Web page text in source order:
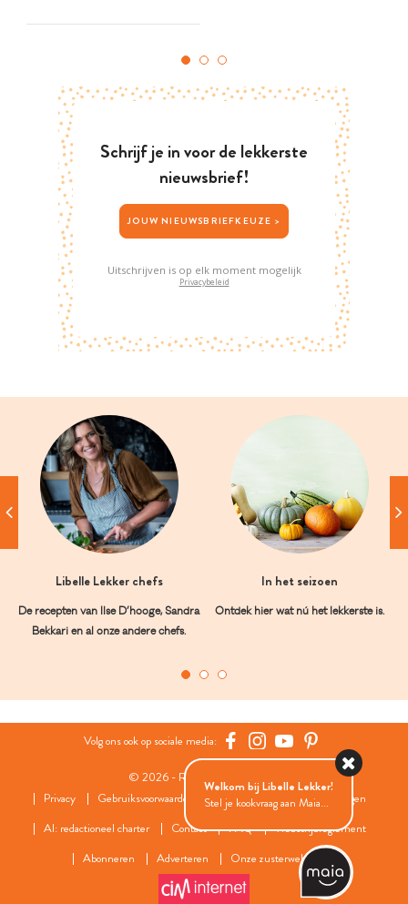
Schrijf je in voor de lekkerste
nieuwsbrief!
JOUW NIEUWSBRIEFKEUZE >
Uitschrijven is op elk moment mogelijk
Privacybeleid
Libelle Lekker chefs
De recepten van Ilse D’hooge, Sandra
Bekkari en al onze andere chefs.
In het seizoen
Ontdek hier wat nú het lekkerste is.
Volg ons ook op sociale media:
© 2026 - Roularta Media Group
Privacy
Gebruiksvoorwaarden Cookies
Cookies instellingen
AI: redactioneel charter
Contact FAQ
Wedstrijdreglement
Abonneren
Adverteren Onze zusterwebsites
Welkom bij Libelle Lekker!
Stel je kookvraag aan Maia...